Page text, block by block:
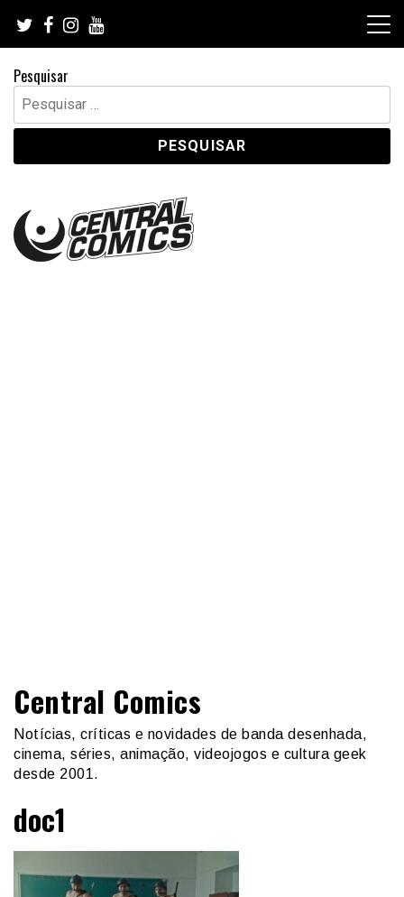
content
Pesquisar
Pesquisar
por:
Central Comics
Notícias, críticas e novidades de banda desenhada,
cinema, séries, animação, videojogos e cultura geek
desde 2001.
doc1